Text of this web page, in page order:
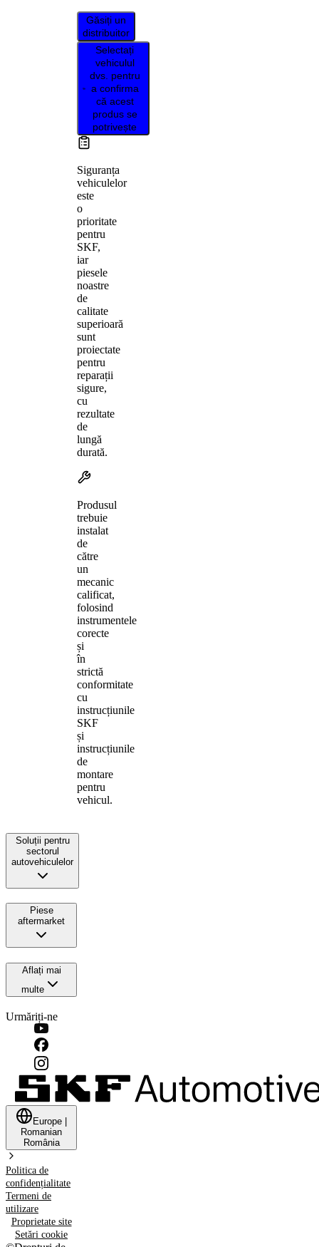
Găsiți un
distribuitor
Selectați
vehiculul
dvs. pentru
a confirma
că acest
produs se
potrivește
Siguranța
vehiculelor
este
o
prioritate
pentru
SKF,
iar
piesele
noastre
de
calitate
superioară
sunt
proiectate
pentru
reparații
sigure,
cu
rezultate
de
lungă
durată.
Produsul
trebuie
instalat
de
către
un
mecanic
calificat,
folosind
instrumentele
corecte
și
în
strictă
conformitate
cu
instrucțiunile
SKF
și
instrucțiunile
de
montare
pentru
vehicul.
Soluții pentru
sectorul
autovehiculelor
Piese
aftermarket
Aflați mai
multe
Urmăriți-ne
Europe
Romanian
România
Politica de
confidențialitate
Termeni de
utilizare
Proprietate site
Setări cookie